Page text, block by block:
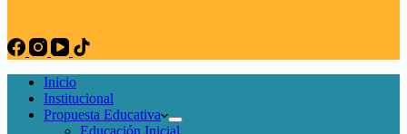
Inicio
Institucional
Propuesta Educativa
Educación Inicial